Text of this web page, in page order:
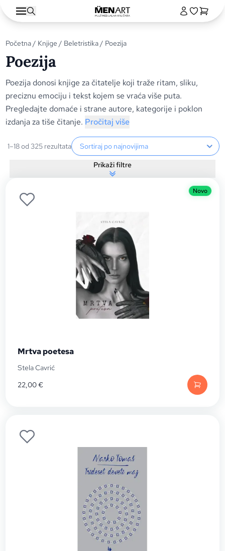
Početna/ Knjige / Beletristika/ Poezija
Poezija
Poezija donosi knjige za čitatelje koji traže ritam, sliku,
preciznu emociju i tekst kojem se vraća više puta.
Pregledajte domaće i strane autore, kategorije i poklon
izdanja za tiše čitanje. Pročitaj više
1–18 od 325 rezultataSortiranje proizvoda
Prikaži filtre
Novo
Mrtva poetesa
Stela Cavrić
22,00€